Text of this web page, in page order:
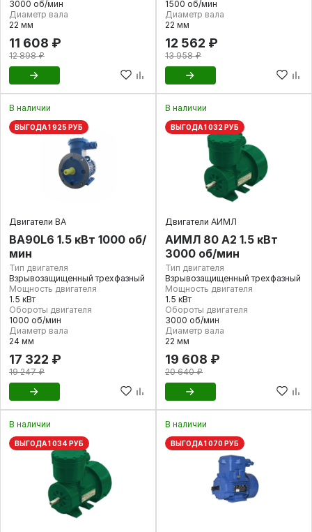
3000 об/мин
Диаметр вала
22 мм
11 608 ₽
12 898 ₽
1500 об/мин
Диаметр вала
22 мм
12 562 ₽
13 958 ₽
В наличии
ВЫГОДА 1 925 РУБ
Двигатели ВА
ВА90L6 1.5 кВт 1000 об/
мин
Тип двигателя
Взрывозащищенный трехфазный
Мощность двигателя
1.5 кВт
Обороты двигателя
1000 об/мин
Диаметр вала
24 мм
17 322 ₽
19 247 ₽
В наличии
ВЫГОДА 1 032 РУБ
Двигатели АИМЛ
АИМЛ 80 А2 1.5 кВт
3000 об/мин
Тип двигателя
Взрывозащищенный трехфазный
Мощность двигателя
1.5 кВт
Обороты двигателя
3000 об/мин
Диаметр вала
22 мм
19 608 ₽
20 640 ₽
В наличии
ВЫГОДА 1 034 РУБ
В наличии
ВЫГОДА 1 070 РУБ